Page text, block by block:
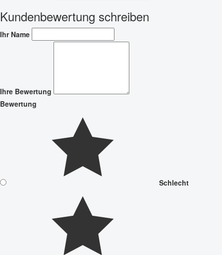
Kundenbewertung schreiben
Ihr Name
Ihre Bewertung
Bewertung
Schlecht